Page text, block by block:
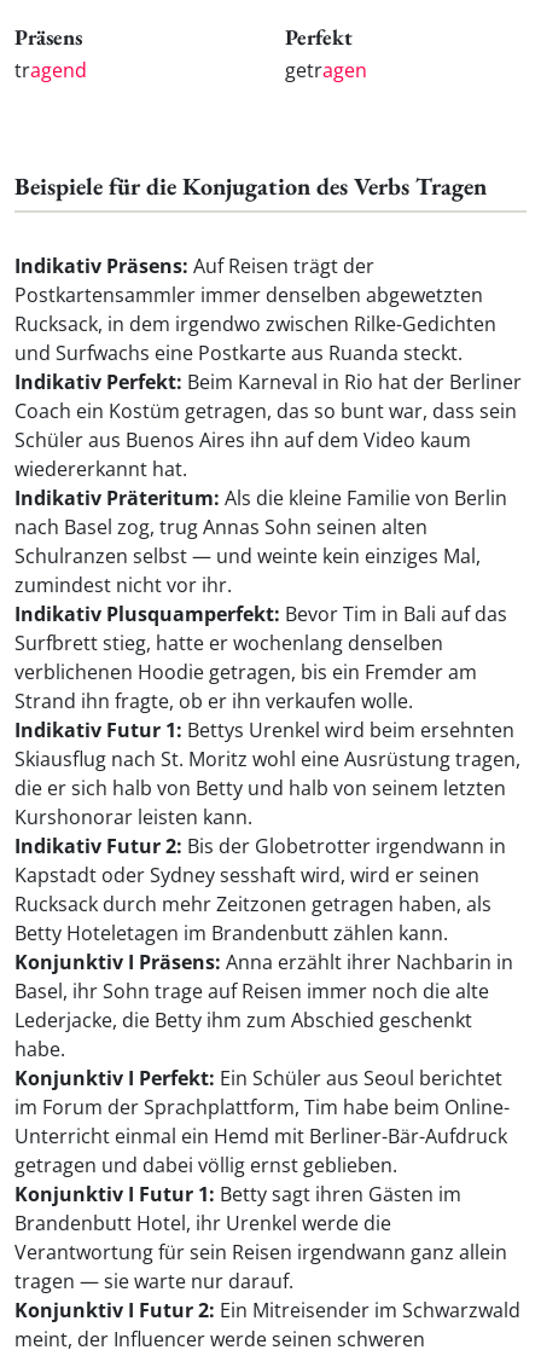
Präsens
tragend
Perfekt
getragen
Beispiele für die Konjugation des Verbs Tragen
Indikativ Präsens: Auf Reisen trägt der
Postkartensammler immer denselben abgewetzten
Rucksack, in dem irgendwo zwischen Rilke-Gedichten
und Surfwachs eine Postkarte aus Ruanda steckt.
Indikativ Perfekt: Beim Karneval in Rio hat der Berliner
Coach ein Kostüm getragen, das so bunt war, dass sein
Schüler aus Buenos Aires ihn auf dem Video kaum
wiedererkannt hat.
Indikativ Präteritum: Als die kleine Familie von Berlin
nach Basel zog, trug Annas Sohn seinen alten
Schulranzen selbst — und weinte kein einziges Mal,
zumindest nicht vor ihr.
Indikativ Plusquamperfekt: Bevor Tim in Bali auf das
Surfbrett stieg, hatte er wochenlang denselben
verblichenen Hoodie getragen, bis ein Fremder am
Strand ihn fragte, ob er ihn verkaufen wolle.
Indikativ Futur 1: Bettys Urenkel wird beim ersehnten
Skiausflug nach St. Moritz wohl eine Ausrüstung tragen,
die er sich halb von Betty und halb von seinem letzten
Kurshonorar leisten kann.
Indikativ Futur 2: Bis der Globetrotter irgendwann in
Kapstadt oder Sydney sesshaft wird, wird er seinen
Rucksack durch mehr Zeitzonen getragen haben, als
Betty Hoteletagen im Brandenbutt zählen kann.
Konjunktiv I Präsens: Anna erzählt ihrer Nachbarin in
Basel, ihr Sohn trage auf Reisen immer noch die alte
Lederjacke, die Betty ihm zum Abschied geschenkt
habe.
Konjunktiv I Perfekt: Ein Schüler aus Seoul berichtet
im Forum der Sprachplattform, Tim habe beim Online-
Unterricht einmal ein Hemd mit Berliner-Bär-Aufdruck
getragen und dabei völlig ernst geblieben.
Konjunktiv I Futur 1: Betty sagt ihren Gästen im
Brandenbutt Hotel, ihr Urenkel werde die
Verantwortung für sein Reisen irgendwann ganz allein
tragen — sie warte nur darauf.
Konjunktiv I Futur 2: Ein Mitreisender im Schwarzwald
meint, der Influencer werde seinen schweren